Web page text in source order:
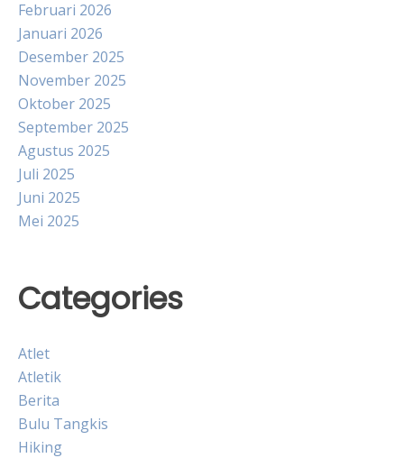
Februari 2026
Januari 2026
Desember 2025
November 2025
Oktober 2025
September 2025
Agustus 2025
Juli 2025
Juni 2025
Mei 2025
Categories
Atlet
Atletik
Berita
Bulu Tangkis
Hiking